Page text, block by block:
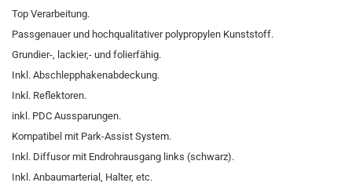
Top Verarbeitung.
Passgenauer und hochqualitativer polypropylen Kunststoff.
Grundier-, lackier,- und folierfähig.
Inkl. Abschlepphakenabdeckung.
Inkl. Reflektoren.
inkl. PDC Aussparungen.
Kompatibel mit Park-Assist System.
Inkl. Diffusor mit Endrohrausgang links (schwarz).
Inkl. Anbaumarterial, Halter, etc.